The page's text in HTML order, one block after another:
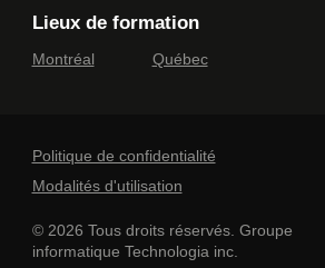
Je souhaite que Technologia
Lieux de formation
Montréal Québec
Politique de confidentialité
Modalités d'utilisation
© 2026 Tous droits réservés. Groupe
informatique Technologia inc.